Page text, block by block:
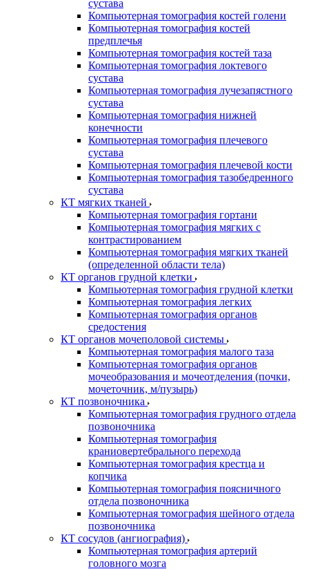
сустава
Компьютерная томография костей голени
Компьютерная томография костей
предплечья
Компьютерная томография костей таза
Компьютерная томография локтевого
сустава
Компьютерная томография лучезапястного
сустава
Компьютерная томография нижней
конечности
Компьютерная томография плечевого
сустава
Компьютерная томография плечевой кости
Компьютерная томография тазобедренного
сустава
КТ мягких тканей
Компьютерная томография гортани
Компьютерная томография мягких с
контрастированием
Компьютерная томография мягких тканей
(определенной области тела)
КТ органов грудной клетки
Компьютерная томография грудной клетки
Компьютерная томография легких
Компьютерная томография органов
средостения
КТ органов мочеполовой системы
Компьютерная томография малого таза
Компьютерная томография органов
мочеобразования и мочеотделения (почки,
мочеточник, м/пузырь)
КТ позвоночника
Компьютерная томография грудного отдела
позвоночника
Компьютерная томография
краниовертебрального перехода
Компьютерная томография крестца и
копчика
Компьютерная томография поясничного
отдела позвоночника
Компьютерная томография шейного отдела
позвоночника
КТ сосудов (ангиография)
Компьютерная томография артерий
головного мозга